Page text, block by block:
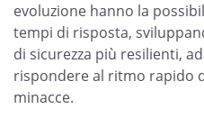
evoluzione hanno la
tempi di risposta,
di sicurezza più resilienti,
rispondere al ritmo rapido
minacce.